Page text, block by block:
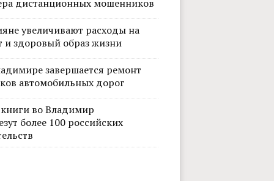
дистанционных мошенников
увеличивают расходы на
и здоровый образ жизни
завершается ремонт
автомобильных дорог
во Владимир
более 100 российских